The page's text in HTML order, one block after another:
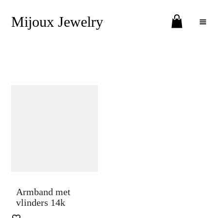
Mijoux Jewelry Toggle Menu
Armband met
vlinders 14k